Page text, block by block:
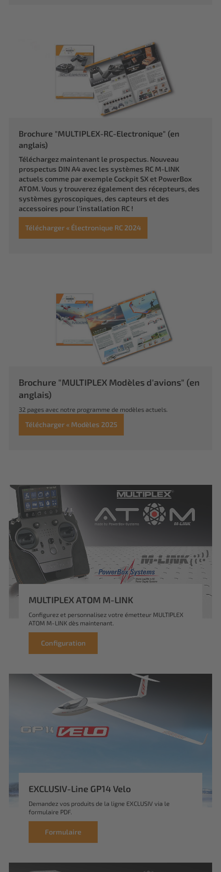
Brochure "MULTIPLEX-RC-Electronique" (en
anglais)
Téléchargez maintenant le prospectus. Nouveau
prospectus DIN A4 avec les systèmes RC M-LINK
actuels comme par exemple Cockpit SX et PowerBox
ATOM. Vous y trouverez également des récepteurs, des
systèmes gyroscopiques, des capteurs et des
accessoires pour l'installation RC !
Télécharger « Électronique RC 2024
Brochure "MULTIPLEX Modèles d'avions" (en
anglais)
32 pages avec notre programme de modèles actuels.
Télécharger « Modèles 2025
MULTIPLEX ATOM M-LINK
Configurez et personnalisez votre émetteur MULTIPLEX
ATOM M-LINK dès maintenant.
Configuration
EXCLUSIV-Line GP14 Velo
Demandez vos produits de la ligne EXCLUSIV via le
formulaire PDF.
Formulaire